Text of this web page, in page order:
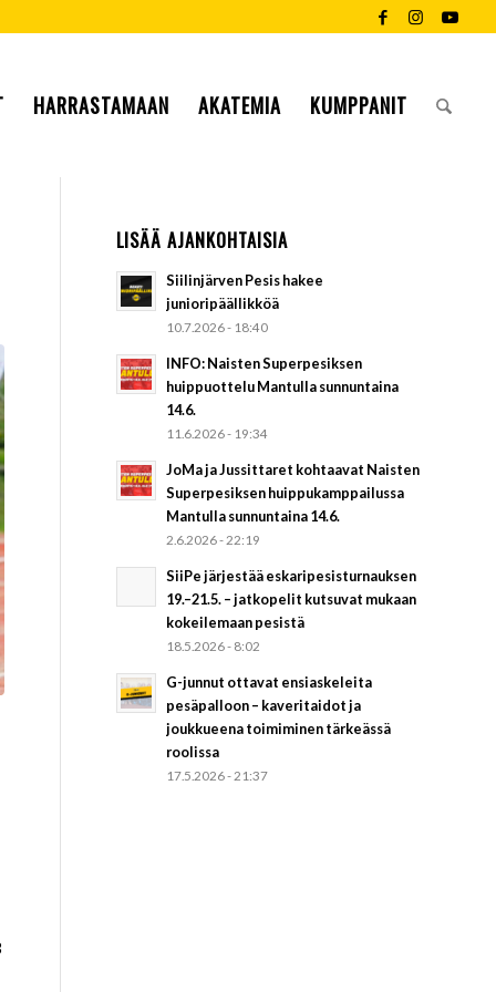
HARRASTAMAAN AKATEMIA KUMPPANIT
LISÄÄ AJANKOHTAISIA
Siilinjärven Pesis hakee
junioripäällikköä
10.7.2026 - 18:40
INFO: Naisten Superpesiksen
huippuottelu Mantulla sunnuntaina
14.6.
11.6.2026 - 19:34
JoMa ja Jussittaret kohtaavat Naisten
Superpesiksen huippukamppailussa
Mantulla sunnuntaina 14.6.
2.6.2026 - 22:19
SiiPe järjestää eskaripesisturnauksen
19.–21.5. – jatkopelit kutsuvat mukaan
kokeilemaan pesistä
18.5.2026 - 8:02
G-junnut ottavat ensiaskeleita
pesäpalloon – kaveritaidot ja
joukkueena toimiminen tärkeässä
roolissa
17.5.2026 - 21:37